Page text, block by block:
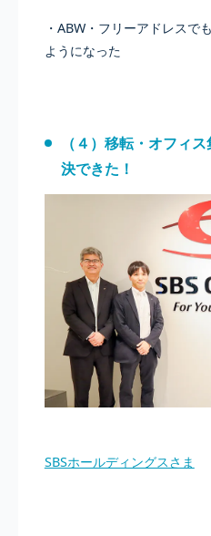
・ABW・フリーアドレスで
ようになった
（４）移転・オフィ
決できた！
SBSホールディングスさま